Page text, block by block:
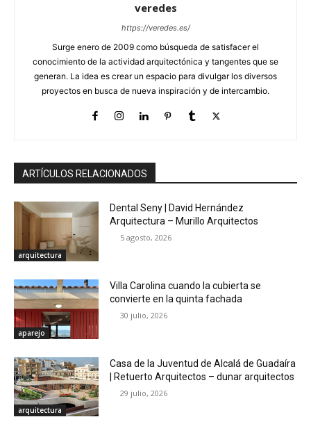
veredes
https://veredes.es/
Surge enero de 2009 como búsqueda de satisfacer el
conocimiento de la actividad arquitectónica y tangentes que se
generan. La idea es crear un espacio para divulgar los diversos
proyectos en busca de nueva inspiración y de intercambio.
ARTÍCULOS RELACIONADOS
arquitectura
Dental Seny | David Hernández
Arquitectura – Murillo Arquitectos
5 agosto, 2026
aparejo
Villa Carolina cuando la cubierta se
convierte en la quinta fachada
30 julio, 2026
arquitectura
Casa de la Juventud de Alcalá de Guadaíra
| Retuerto Arquitectos – dunar arquitectos
29 julio, 2026